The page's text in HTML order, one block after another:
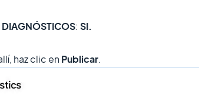
: SI.
haz clic enPublicar.